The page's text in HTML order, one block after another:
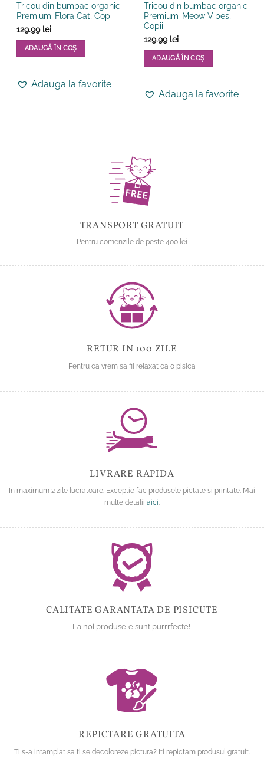
Tricou din bumbac organic
Premium-Flora Cat, Copii
129.99 lei
ADAUGĂ ÎN COȘ
are Adauga la favorite
Tricou din bumbac organic
Premium-Meow Vibes,
Copii
129.99 lei
ADAUGĂ ÎN COȘ
are
pot
fi
alese
în
pagina
produsului.
Adauga la favorite
TRANSPORT GRATUIT
Pentru comenzile de peste 400 lei
RETUR IN 100 ZILE
Pentru ca vrem sa fii relaxat ca o pisica
LIVRARE RAPIDA
In maximum 2 zile lucratoare. Exceptie fac produsele pictate si printate. Mai
multe detalii aici.
CALITATE GARANTATA DE PISICUTE
La noi produsele sunt purrrfecte!
REPICTARE GRATUITA
Ti s-a intamplat sa ti se decoloreze pictura? Iti repictam produsul gratuit.